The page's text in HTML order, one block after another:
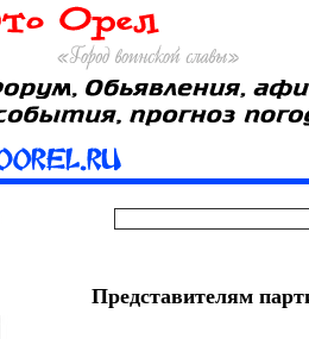
Представителям